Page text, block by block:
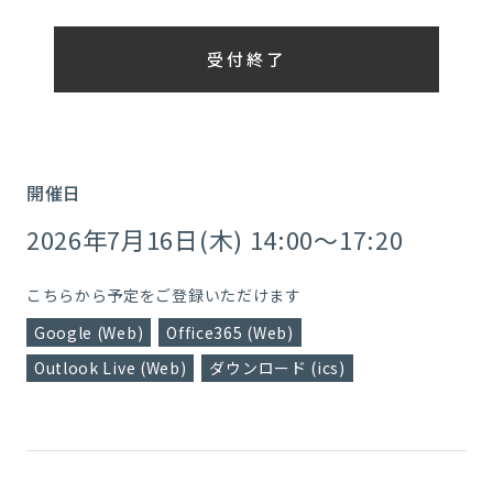
受付終了
開催日
2026年7月16日(木) 14:00～17:20
こちらから予定をご登録いただけます
Google (Web)
Office365 (Web)
Outlook Live (Web)
ダウンロード (ics)